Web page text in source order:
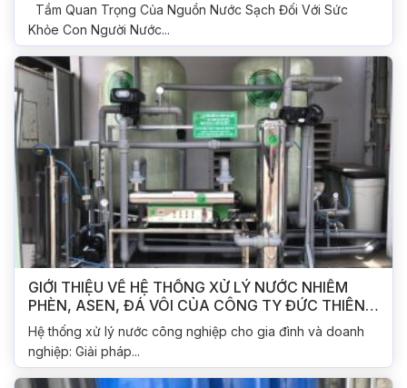
Tầm Quan Trọng Của Nguồn Nước Sạch Đối Với Sức
Khỏe Con Người Nước...
GIỚI THIỆU VỀ HỆ THỐNG XỬ LÝ NƯỚC NHIỄM
PHÈN, ASEN, ĐÁ VÔI CỦA CÔNG TY ĐỨC THIÊN
PHÁT
Hệ thống xử lý nước công nghiệp cho gia đình và doanh
nghiệp: Giải pháp...